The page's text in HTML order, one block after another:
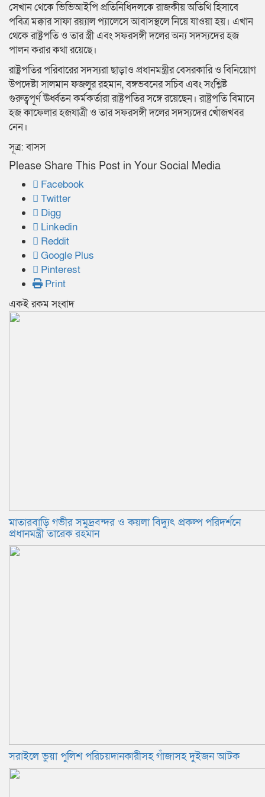
সেখান থেকে ভিভিআইপি প্রতিনিধিদলকে রাজকীয় অতিথি হিসাবে
পবিত্র মক্কার সাফা রয়্যাল প্যালেসে আবাসস্থলে নিয়ে যাওয়া হয়। এখান
থেকে রাষ্ট্রপতি ও তার স্ত্রী এবং সফরসঙ্গী দলের অন্য সদস্যদের হজ
পালন করার কথা রয়েছে।
রাষ্ট্রপতির পরিবারের সদস্যরা ছাড়াও প্রধানমন্ত্রীর বেসরকারি ও বিনিয়োগ
উপদেষ্টা সালমান ফজলুর রহমান, বঙ্গভবনের সচিব এবং সংশ্লিষ্ট
গুরুত্বপূর্ণ ঊর্ধ্বতন কর্মকর্তারা রাষ্ট্রপতির সঙ্গে রয়েছেন। রাষ্ট্রপতি বিমানে
হজ কাফেলার হজযাত্রী ও তার সফরসঙ্গী দলের সদস্যদের খোঁজখবর
নেন।
সূত্র: বাসস
Please Share This Post in Your Social Media
Facebook
Twitter
Digg
Linkedin
Reddit
Google Plus
Pinterest
Print
একই রকম সংবাদ
মাতারবাড়ি গভীর সমুদ্রবন্দর ও কয়লা বিদ্যুৎ প্রকল্প পরিদর্শনে
প্রধানমন্ত্রী তারেক রহমান
সরাইলে ভুয়া পুলিশ পরিচয়দানকারীসহ গাঁজাসহ দুইজন আটক